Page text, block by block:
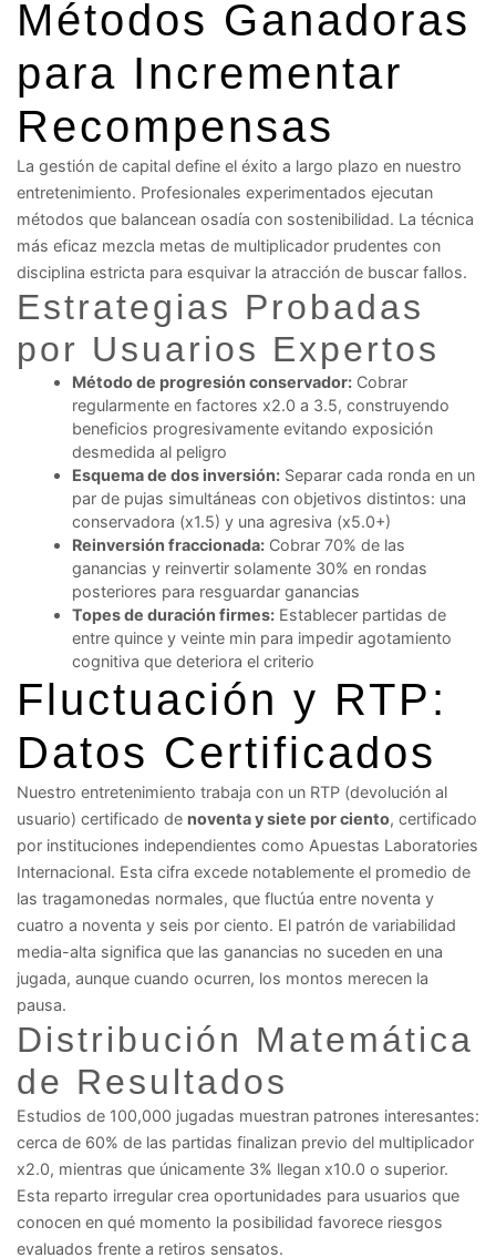
Métodos Ganadoras
para Incrementar
Recompensas
La gestión de capital define el éxito a largo plazo en nuestro
entretenimiento. Profesionales experimentados ejecutan
métodos que balancean osadía con sostenibilidad. La técnica
más eficaz mezcla metas de multiplicador prudentes con
disciplina estricta para esquivar la atracción de buscar fallos.
Estrategias Probadas
por Usuarios Expertos
Método de progresión conservador: Cobrar
regularmente en factores x2.0 a 3.5, construyendo
beneficios progresivamente evitando exposición
desmedida al peligro
Esquema de dos inversión: Separar cada ronda en un
par de pujas simultáneas con objetivos distintos: una
conservadora (x1.5) y una agresiva (x5.0+)
Reinversión fraccionada: Cobrar 70% de las
ganancias y reinvertir solamente 30% en rondas
posteriores para resguardar ganancias
Topes de duración firmes: Establecer partidas de
entre quince y veinte min para impedir agotamiento
cognitiva que deteriora el criterio
Fluctuación y RTP:
Datos Certificados
Nuestro entretenimiento trabaja con un RTP (devolución al
usuario) certificado de noventa y siete por ciento, certificado
por instituciones independientes como Apuestas Laboratories
Internacional. Esta cifra excede notablemente el promedio de
las tragamonedas normales, que fluctúa entre noventa y
cuatro a noventa y seis por ciento. El patrón de variabilidad
media-alta significa que las ganancias no suceden en una
jugada, aunque cuando ocurren, los montos merecen la
pausa.
Distribución Matemática
de Resultados
Estudios de 100,000 jugadas muestran patrones interesantes:
cerca de 60% de las partidas finalizan previo del multiplicador
x2.0, mientras que únicamente 3% llegan x10.0 o superior.
Esta reparto irregular crea oportunidades para usuarios que
conocen en qué momento la posibilidad favorece riesgos
evaluados frente a retiros sensatos.